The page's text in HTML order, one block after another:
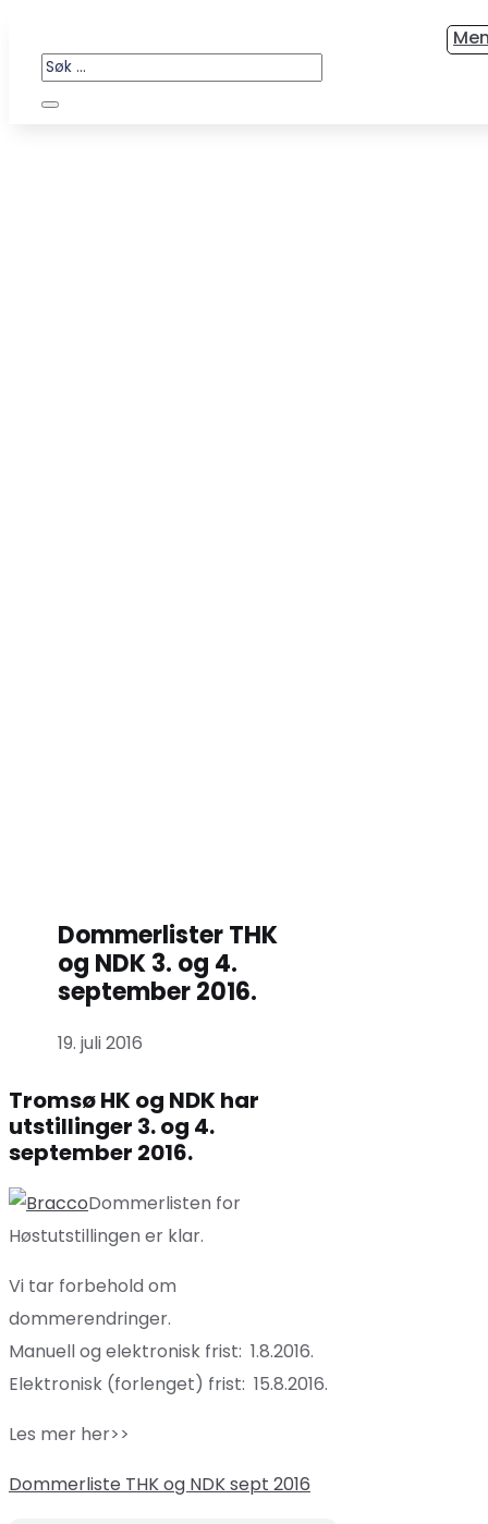
Dommerlister THK
og NDK 3. og 4.
september 2016.
19. juli 2016
Tromsø HK og NDK har
utstillinger 3. og 4.
september 2016.
Dommerlisten for
Høstutstillingen er klar.
Vi tar forbehold om
dommerendringer.
Manuell og elektronisk frist: 1.8.2016.
Elektronisk (forlenget) frist: 15.8.2016.
Les mer her>>
Dommerliste THK og NDK sept 2016